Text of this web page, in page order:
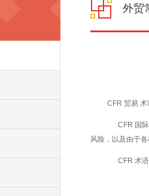
外贸
CFR 贸易
CFR 国际
风险，以及由于
CFR 术